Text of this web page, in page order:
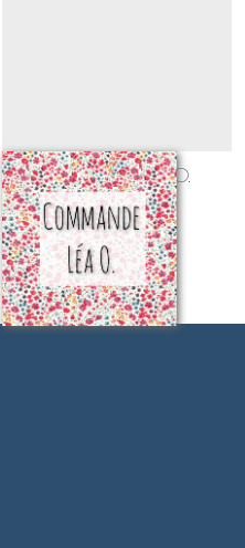
commande Léa O.
Sur demande